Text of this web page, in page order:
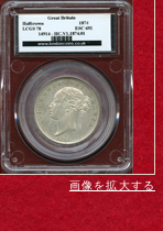
画像を拡大する